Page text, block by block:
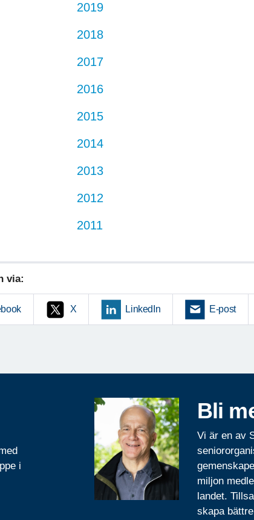
2019
2018
2017
2016
2015
2014
2013
2012
2011
via:
X LinkedIn E-post
i
Bli
Vi är en av
miljon
landet.
skapa